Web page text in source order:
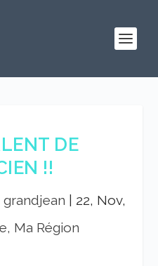
DE
!!
22, Nov,
Ma Région